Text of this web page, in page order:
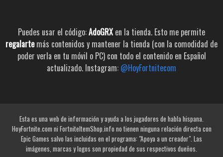
Puedes usar el código:AdoGRX en la tienda. Esto me permite
regalartemás contenidos y mantener la tienda (con la comodidad de
poder verla en tu móvil o PC) con todo el contenido en Español
actualizado. Instagram: @HoyFortnitecom
Esta es una web de información y ayuda a los jugadores de habla hispana.
HoyFortnite.com ni FortniteItemShop.info no tienen ninguna relación directa con
Epic Games salvo las incluidas en el programa: "Apoya a un creador". Las
imágenes, marcas y logos son propiedad de sus respectivos dueños.